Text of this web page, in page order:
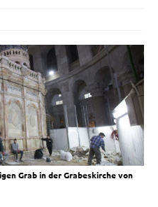
Grab in der Grabeskirche von